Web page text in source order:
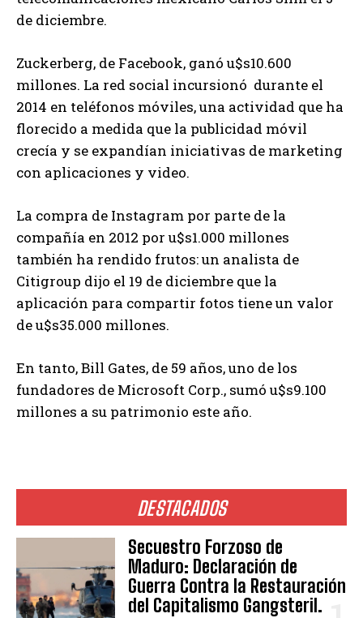
DESTACADOS
Secuestro Forzoso de
Maduro: Declaración de
Guerra Contra la Restauración
del Capitalismo Gangsteril.
de diciembre.
Zuckerberg, de Facebook, ganó u$s10.600
millones. La red social incursionó durante el
2014 en teléfonos móviles, una actividad que ha
florecido a medida que la publicidad móvil
crecía y se expandían iniciativas de marketing
con aplicaciones y video.
La compra de Instagram por parte de la
compañía en 2012 por u$s1.000 millones
también ha rendido frutos: un analista de
Citigroup dijo el 19 de diciembre que la
aplicación para compartir fotos tiene un valor
de u$s35.000 millones.
En tanto, Bill Gates, de 59 años, uno de los
fundadores de Microsoft Corp., sumó u$s9.100
millones a su patrimonio este año.